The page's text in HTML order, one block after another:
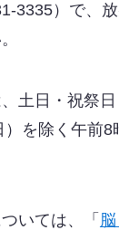
3335）で、
土日・祝祭
）を除く午前
いては、「